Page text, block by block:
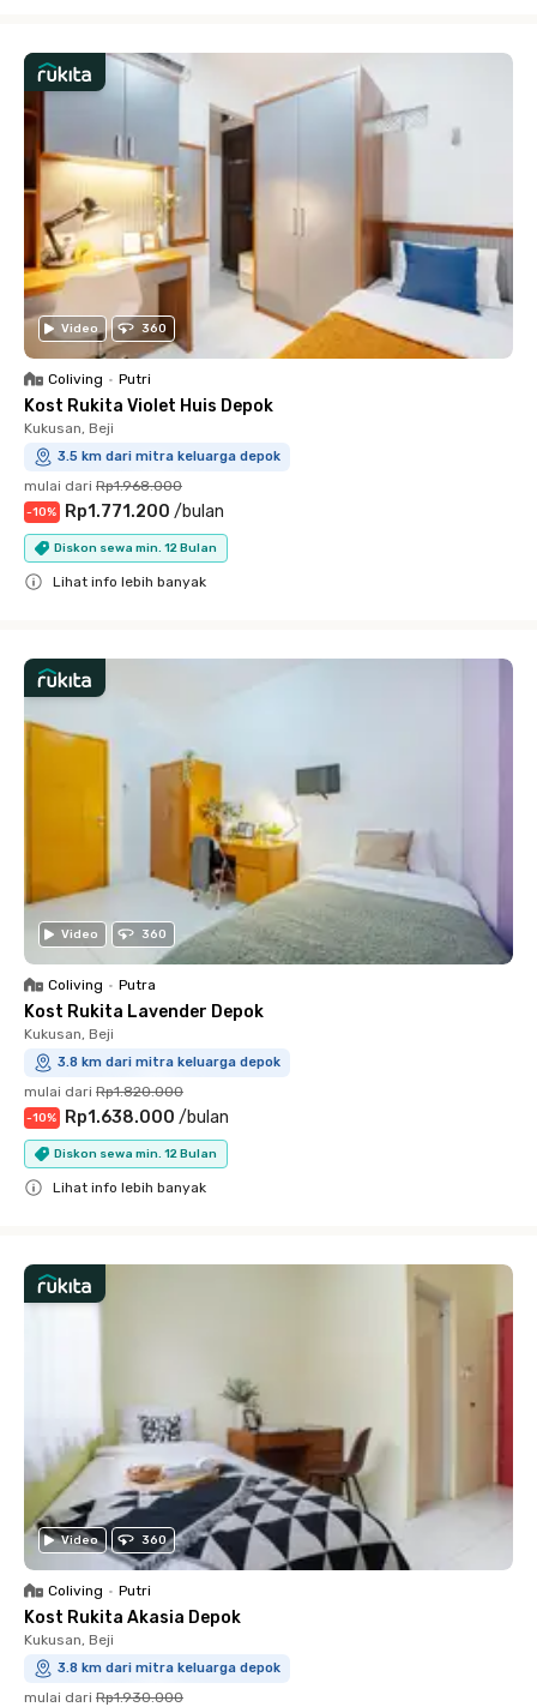
Video 360
Coliving • Putri
Kost Rukita Violet Huis Depok
Kukusan, Beji
3.5 km dari mitra keluarga depok
mulai dari Rp1.968.000
-10% Rp1.771.200 /bulan
Diskon sewa min. 12 Bulan
Lihat info lebih banyak
Video 360
Coliving • Putra
Kost Rukita Lavender Depok
Kukusan, Beji
3.8 km dari mitra keluarga depok
mulai dari Rp1.820.000
-10% Rp1.638.000 /bulan
Diskon sewa min. 12 Bulan
Lihat info lebih banyak
Video 360
Coliving • Putri
Kost Rukita Akasia Depok
Kukusan, Beji
3.8 km dari mitra keluarga depok
mulai dari Rp1.930.000